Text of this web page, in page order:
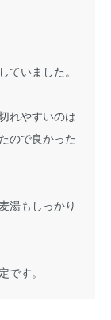
ていました。
れやすいのは
ので良かった
湯もしっかり
です。